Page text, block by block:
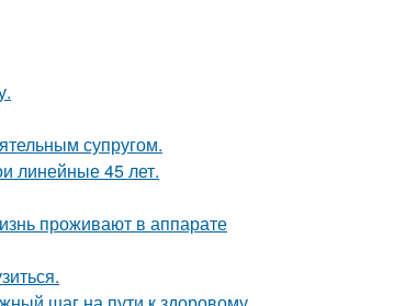
супругом.
линейные 45 лет.
проживают в аппарате